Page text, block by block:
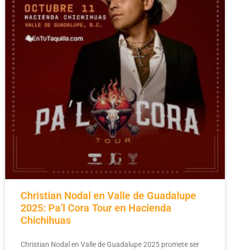
Christian Nodal en Valle de Guadalupe
2025: Pa’l Cora Tour en Hacienda
Chichihuas
Christian Nodal en Valle de Guadalupe 2025 promete ser